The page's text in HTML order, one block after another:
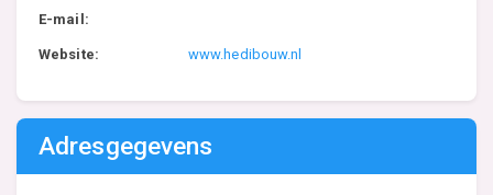
E-mail:
Website: www.hedibouw.nl
Adresgegevens